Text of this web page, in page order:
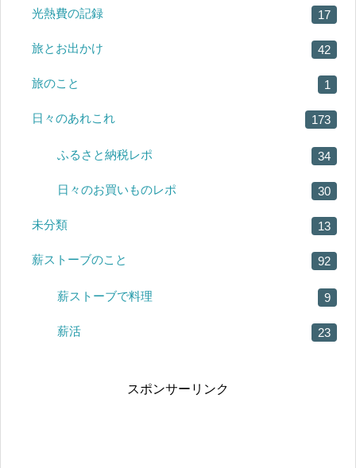
光熱費の記録 17
旅とお出かけ 42
旅のこと 1
日々のあれこれ 173
ふるさと納税レポ 34
日々のお買いものレポ 30
未分類 13
薪ストーブのこと 92
薪ストーブで料理 9
薪活 23
スポンサーリンク